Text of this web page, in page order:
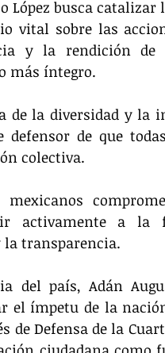
López busca
vital sobre las
y la rendición de
más íntegro.
de la diversidad y la
de que
colectiva.
activamente a la
la transparencia.
del país, Adán
el ímpetu de la
de Defensa de la